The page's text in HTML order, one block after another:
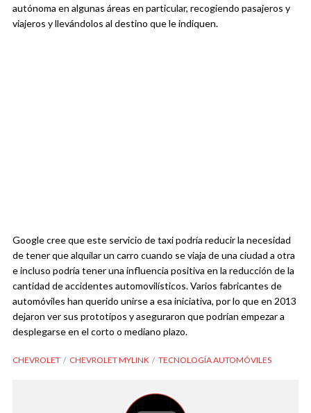
autónoma en algunas áreas en particular, recogiendo pasajeros y
viajeros y llevándolos al destino que le indiquen.
Google cree que este servicio de taxi podría reducir la necesidad
de tener que alquilar un carro cuando se viaja de una ciudad a otra
e incluso podría tener una influencia positiva en la reducción de la
cantidad de accidentes automovilísticos. Varios fabricantes de
automóviles han querido unirse a esa iniciativa, por lo que en 2013
dejaron ver sus prototipos y aseguraron que podrían empezar a
desplegarse en el corto o mediano plazo.
CHEVROLET CHEVROLET MYLINK TECNOLOGÍA AUTOMÓVILES